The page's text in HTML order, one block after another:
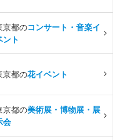
京都のコンサート・音楽イ
ント
京都の花イベント
京都の美術展・博物展・展
会